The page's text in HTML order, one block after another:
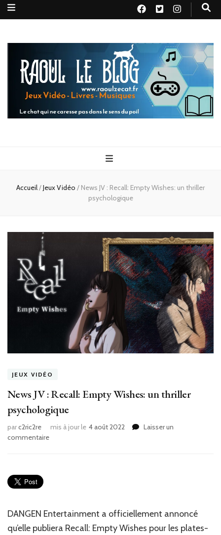
Raoul le
blog
Accueil/Jeux Vidéo / News JV : Recall: Empty Wishes: un thriller
psychologique
JEUX VIDÉO
News JV : Recall: Empty Wishes: un thriller
psychologique
parc2ric2re mis à jour le 4 août 2022
Laisser un
commentairesur
un
thriller
psychologique
DANGEN Entertainment a officiellement annoncé
qu’elle publiera ‎‎Recall: Empty Wishes‎‎ pour les plates-